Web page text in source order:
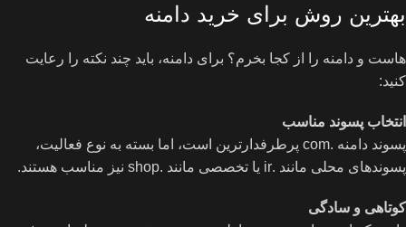
بهترین روش برای خرید دامنه
هاست و دامنه را از کجا بخرم؟ برای دامنه، باید چند نکته را رعایت
کنید:
انتخاب پسوند مناسب
پسوند دامنه .com پرطرفدارترین است، اما بسته به نوع فعالیت،
پسوندهای محلی مانند .ir یا تخصصی مانند .shop نیز مناسب هستند.
کوتاهی و سادگی